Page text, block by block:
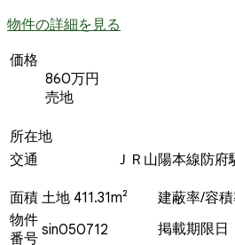
物件の詳細を見る
価格
860万円
売地
所在地
交通
ＪＲ山陽本線防
面積 土地 411.31m² 建蔽率/容
物件
番号 sin050712 掲載期限日